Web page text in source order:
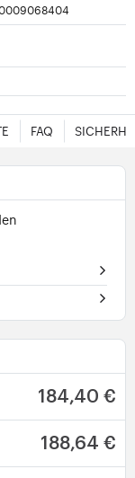
FAQ
184,40 €
188,64 €